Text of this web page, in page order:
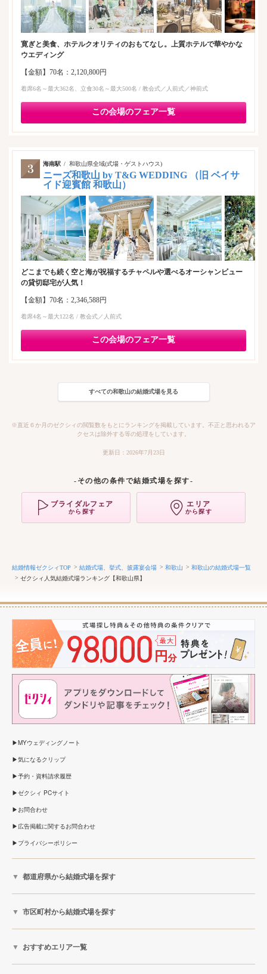
寛ぎと美食、ホテルクオリティのおもてなし。上質ホテルで華やかな
ウエディング
【金額】70名：2,120,800円
着席6名～最大362名、立食30名～最大500名 / 教会式／人前式／神前式
この会場のフェア一覧
海南駅 和歌山県全域(式場・ゲストハウス)
ニーズ和歌山 by T&G WEDDING （旧 ベイサ
イド迎賓館 和歌山）
どこまでも続く空と海が祝福するチャペルや選べるオーシャンビュー
の貸切邸宅が人気！
【金額】70名：2,346,588円
着席4名～最大122名 / 教会式／人前式
この会場のフェア一覧
すべての和歌山の結婚式場を見る
※直近６か月のゼクシィの閲覧数をもとにランキングを掲載しています。不正と思われるア
クセスは除外する等の処理をしています。
更新日：2026年7月23日
-その他の条件で結婚式場を探す-
ブライダルフェア
から探す
エリア
から探す
結婚情報ゼクシィTOP 結婚式場、挙式、披露宴会場 和歌山
和歌山の結婚式場一覧
ゼクシィ人気結婚式場ランキング【和歌山県】
MYウェディングノート
気になるクリップ
予約・資料請求履歴
ゼクシィ PCサイト
お問合わせ
広告掲載に関するお問合わせ
プライバシーポリシー
都道府県から結婚式場を探す
市区町村から結婚式場を探す
おすすめエリア一覧